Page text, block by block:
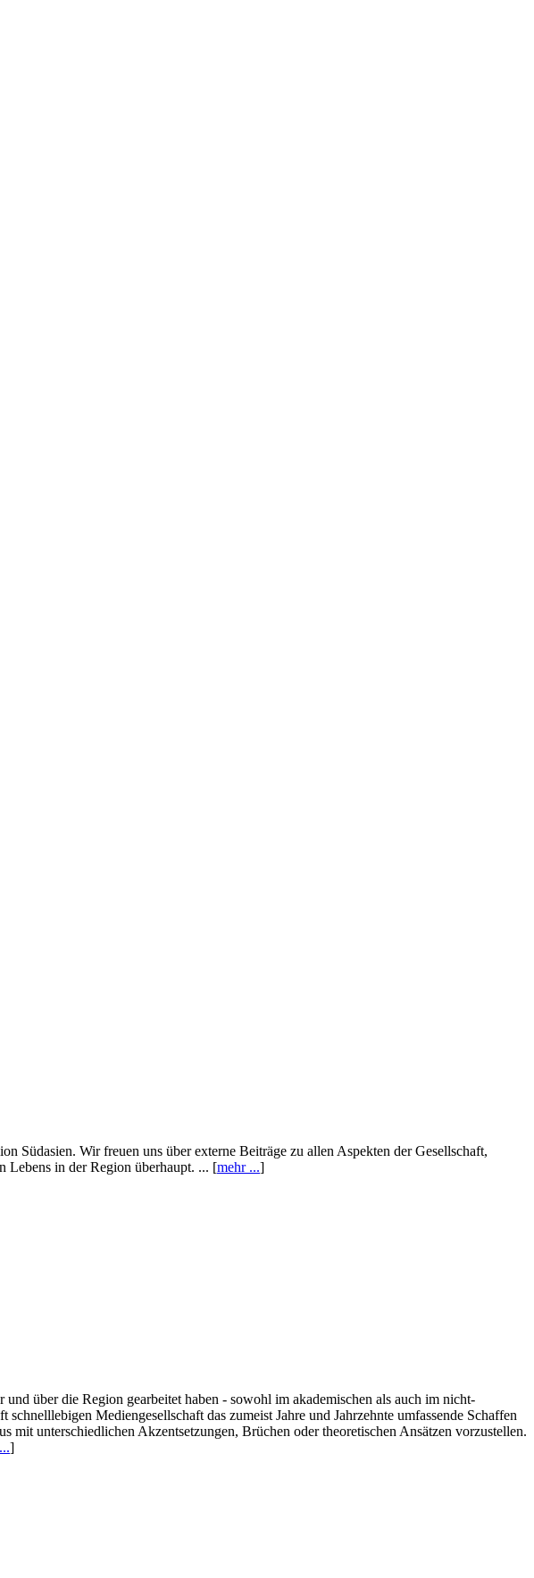
Südasien. Wir freuen uns über externe Beiträge zu allen Aspekten der Gesellschaft,
Lebens in der Region überhaupt. ... [mehr ...]
über die Region gearbeitet haben - sowohl im akademischen als auch im nicht-
Mediengesellschaft das zumeist Jahre und Jahrzehnte umfassende Schaffen
mit unterschiedlichen Akzentsetzungen, Brüchen oder theoretischen Ansätzen vorzustellen.
]